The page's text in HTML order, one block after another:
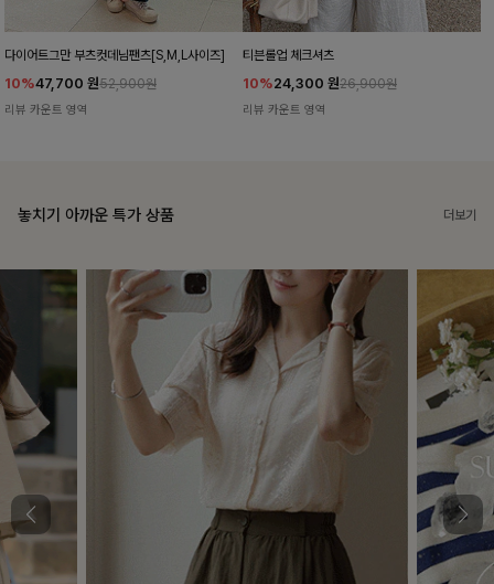
다이어트그만 부츠컷데님팬츠[S,M,L사이즈]
10%47,700 원52,900원
리뷰 카운트 영역
티븐롤업 체크셔츠
10%24,300 원26,900원
리뷰 카운트 영역
놓치기 아까운 특가 상품 더보기